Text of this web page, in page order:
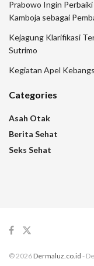
Prabowo Ingin
Kamboja sebagai
Kejagung Klarifikasi
Sutrimo
Kegiatan Apel
Categories
Asah Otak
Berita Sehat
Seks Sehat
© 2026 Dermaluz.co.id -